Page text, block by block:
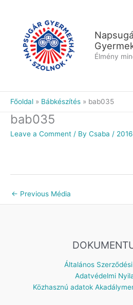
Élmény
Főoldal Bábkészítés bab035
bab035
Leave a Comment / By Csaba /
← Previous Média
Általános
Adatvédelmi
Közhasznú adatok